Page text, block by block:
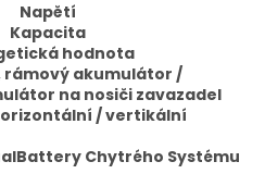
Napětí
Kapacita
hodnota
rámový akumulátor /
na nosiči zavazadel
/ vertikální
Chytrého Systému